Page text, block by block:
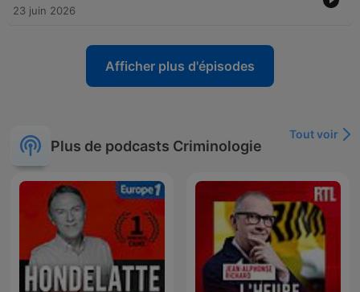
23 juin 2026
Afficher plus d'épisodes
Plus de podcasts Criminologie
Tout voir